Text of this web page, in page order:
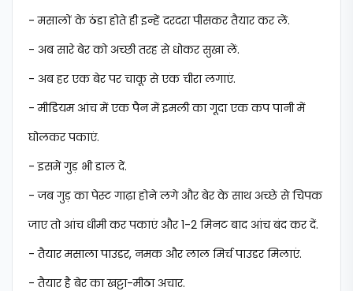
- मसालों के ठंडा होते ही इन्हें दरदरा पीसकर तैयार कर लें.
- अब सारे बेर को अच्छी तरह से धोकर सुखा लें.
- अब हर एक बेर पर चाकू से एक चीरा लगाएं.
- मीडियम आंच में एक पैन में इमली का गूदा एक कप पानी में
घोलकर पकाएं.
- इसमें गुड़ भी डाल दें.
- जब गुड़ का पेस्ट गाढ़ा होने लगे और बेर के साथ अच्छे से चिपक
जाए तो आंच धीमी कर पकाएं और 1-2 मिनट बाद आंच बंद कर दें.
- तैयार मसाला पाउडर, नमक और लाल मिर्च पाउडर मिलाएं.
- तैयार है बेर का खट्टा-मीठा अचार.